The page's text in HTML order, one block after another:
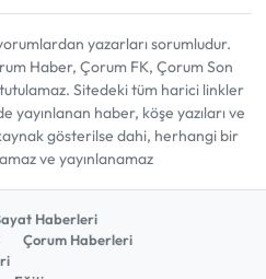
yazarları sorumludur.
Haber, Çorum FK, Çorum Son
Sitedeki tüm harici linkler
yayınlanan haber, köşe yazıları ve
gösterilse dahi, herhangi bir
ve yayınlanamaz
Haberleri
Çorum Haberleri